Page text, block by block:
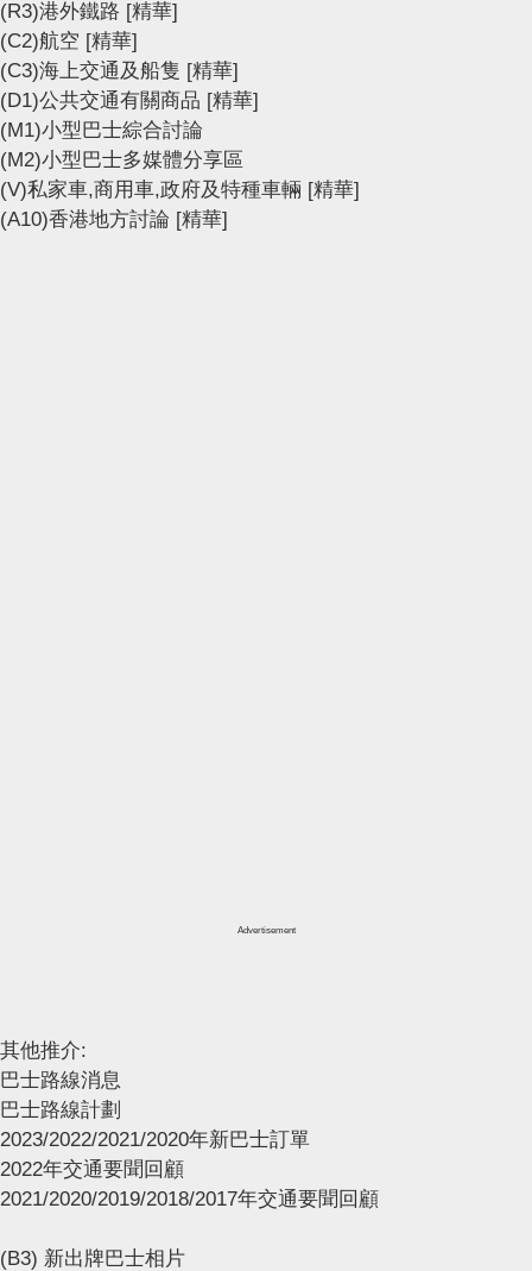
(R3)港外鐵路 [精華]
(C2)航空 [精華]
(C3)海上交通及船隻 [精華]
(D1)公共交通有關商品 [精華]
(M1)小型巴士綜合討論
(M2)小型巴士多媒體分享區
(V)私家車,商用車,政府及特種車輛 [精華]
(A10)香港地方討論 [精華]
Advertisement
其他推介:
巴士路線消息
巴士路線計劃
2023/2022/2021/2020年新巴士訂單
2022年交通要聞回顧
2021/2020/2019/2018/2017年交通要聞回顧
(B3) 新出牌巴士相片